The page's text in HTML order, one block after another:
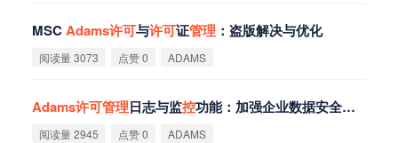
MSCAdams许可与许可证管理 ：盗版解决与优化
阅读量 3073 点赞 0 ADAMS
Adams许可管理日志与监控功能：加强企业数据安全与合规性
阅读量 2945 点赞 0 ADAMS